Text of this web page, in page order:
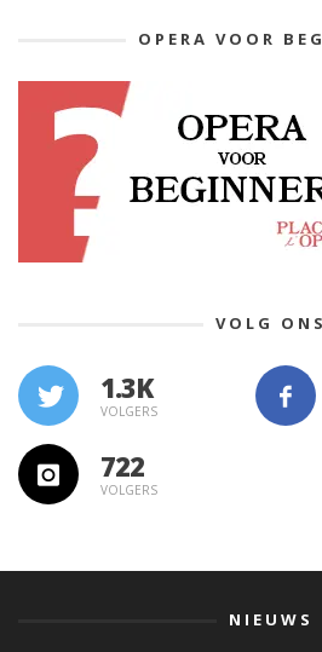
OPERA VOOR
VOLG ONS
1.3K
VOLGERS
722
VOLGERS
NIEUWS